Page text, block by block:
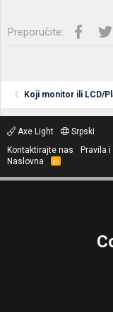
Preporučite:
Koji monitor ili LCD/
Axe Light
Srpski
Kontaktirajte nas
Pravila
Naslovna
R
S